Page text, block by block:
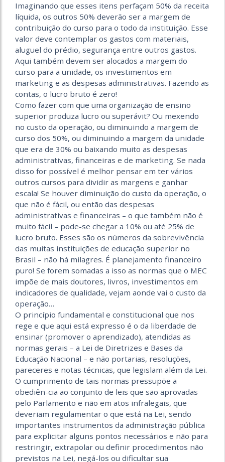
Imaginando que esses itens perfaçam 50% da receita
líquida, os outros 50% deverão ser a margem de
contribuição do curso para o todo da instituição. Esse
valor deve contemplar os gastos com materiais,
aluguel do prédio, segurança entre outros gastos.
Aqui também devem ser alocados a margem do
curso para a unidade, os investimentos em
marketing e as despesas administrativas. Fazendo as
contas, o lucro bruto é zero!
Como fazer com que uma organização de ensino
superior produza lucro ou superávit? Ou mexendo
no custo da operação, ou diminuindo a margem de
curso dos 50%, ou diminuindo a margem da unidade
que era de 30% ou baixando muito as despesas
administrativas, financeiras e de marketing. Se nada
disso for possível é melhor pensar em ter vários
outros cursos para dividir as margens e ganhar
escala! Se houver diminuição do custo da operação, o
que não é fácil, ou então das despesas
administrativas e financeiras – o que também não é
muito fácil – pode-se chegar a 10% ou até 25% de
lucro bruto. Esses são os números da sobrevivência
das muitas instituições de educação superior no
Brasil – não há milagres. É planejamento financeiro
puro! Se forem somadas a isso as normas que o MEC
impõe de mais doutores, livros, investimentos em
indicadores de qualidade, vejam aonde vai o custo da
operação…
O princípio fundamental e constitucional que nos
rege e que aqui está expresso é o da liberdade de
ensinar (promover o aprendizado), atendidas as
normas gerais – a Lei de Diretrizes e Bases da
Educação Nacional – e não portarias, resoluções,
pareceres e notas técnicas, que legislam além da Lei.
O cumprimento de tais normas pressupõe a
obediên-cia ao conjunto de leis que são aprovadas
pelo Parlamento e não em atos infralegais, que
deveriam regulamentar o que está na Lei, sendo
importantes instrumentos da administração pública
para explicitar alguns pontos necessários e não para
restringir, extrapolar ou definir procedimentos não
previstos na Lei, negá-los ou dificultar sua